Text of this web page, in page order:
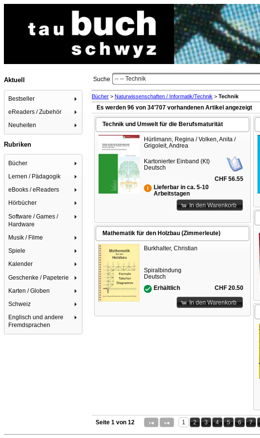
Aktuell
Bestseller
eReaders / Zubehör
Neuheiten
Rubriken
Bücher
Lernen / Pädagogik
eBooks / eReaders
Hörbücher
Software / Games /
Hardware
Musik / Filme
Spiele
Kalender
Geschenke / Papeterie
Karten / Globen
Schweiz
Englisch und andere
Fremdsprachen
Suche -- -- Technik
Bücher > Naturwissenschaften / Informatik/Technik > Technik
Es werden 96 von 34’707 vorhandenen Artikel angezeigt
Technik und Umwelt für die Berufsmaturität
Hürlimann, Regina / Volken, Anita /
Grigoleit, Andrea
Kartonierter Einband (Kt)
Deutsch
CHF 56.55
Lieferbar in ca. 5-10
Arbeitstagen
In den Warenkorb
Mathematik für den Holzbau (Zimmerleute)
Burkhalter, Christian
Spiralbindung
Deutsch
Erhältlich
CHF 20.50
In den Warenkorb
Seite 1 von 12 1 2 3 4 5 6 7